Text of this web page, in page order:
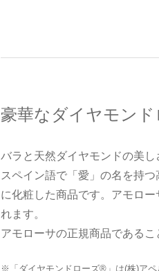
豪華なダイヤモン
バラと天然ダイヤモンドの美し
スペイン語で「愛」の名を持
に化粧した商品です。アモロ
れます。
アモローサの正規商品である
※「ダイヤモンドローズ®」は(株)アペ